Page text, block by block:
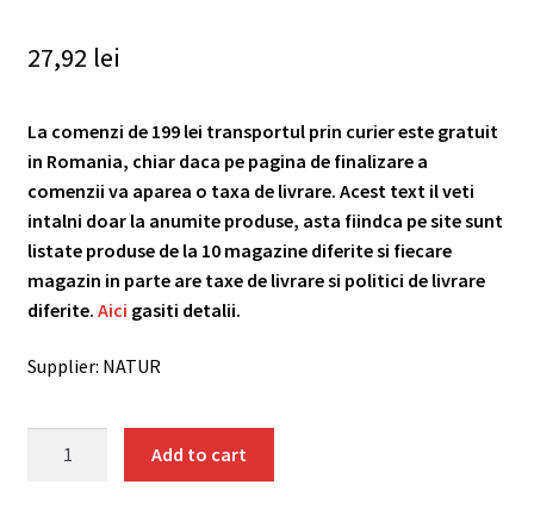
27,92 lei
La comenzi de 199 lei transportul prin curier este gratuit
in Romania, chiar daca pe pagina de finalizare a
comenzii va aparea o taxa de livrare. Acest text il veti
intalni doar la anumite produse, asta fiindca pe site sunt
listate produse de la 10 magazine diferite si fiecare
magazin in parte are taxe de livrare si politici de livrare
diferite. Aici gasiti detalii.
Supplier: NATUR
Add to cart